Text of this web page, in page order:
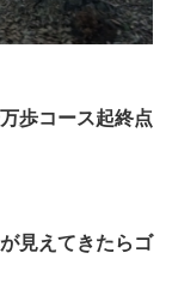
歩コース起終点
見えてきたらゴ